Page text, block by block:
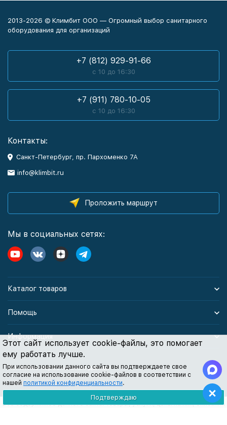
Этот сайт использует cookie-файлы, это помогает
ему работать лучше.
При использовании данного сайта вы подтверждаете свое
согласие на использование cookie-файлов в соответствии с
нашей политикой конфиденциальности.
Подтверждаю
2013-2026 © Климбит ООО — Огромный выбор санитарного
оборудования для организаций
+7 (812) 929-91-66
с 10 до 16:30
+7 (911) 780-10-05
с 10 до 16:30
Контакты:
Санкт-Петербург, пр. Пархоменко 7А
info@klimbit.ru
Проложить маршрут
Мы в социальных сетях:
Каталог товаров
Помощь
Информация
Политика персональных данных
Все содержимое данного сайта: товары, услуги, цены на них, описания